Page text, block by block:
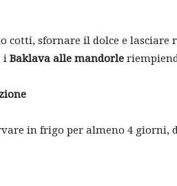
cotti, sfornare il dolce e lasciare
i Baklava alle mandorle
in frigo per almeno 4 giorni,